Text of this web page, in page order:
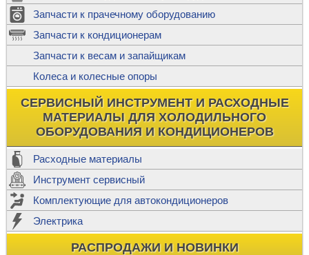
Запчасти к прачечному оборудованию
Запчасти к кондиционерам
Запчасти к весам и запайщикам
Колеса и колесные опоры
СЕРВИСНЫЙ ИНСТРУМЕНТ И РАСХОДНЫЕ
МАТЕРИАЛЫ ДЛЯ ХОЛОДИЛЬНОГО
ОБОРУДОВАНИЯ И КОНДИЦИОНЕРОВ
Расходные материалы
Инструмент сервисный
Комплектующие для автокондиционеров
Электрика
РАСПРОДАЖИ И НОВИНКИ